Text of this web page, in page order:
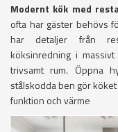
Modernt kök med
ofta har gäster behövs
har detaljer från
köksinredning i
trivsamt rum. Öppna
stålskodda ben gör
funktion och värme